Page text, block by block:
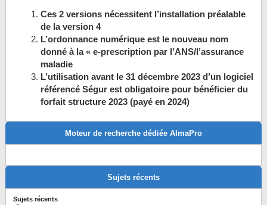
Ces 2 versions nécessitent l’installation préalable
de la version 4
L’ordonnance numérique est le nouveau nom
donné à la « e-prescription par l’ANS/l’assurance
maladie
L’utilisation avant le 31 décembre 2023 d’un logiciel
référencé Ségur est obligatoire pour bénéficier du
forfait structure 2023 (payé en 2024)
Moteur de recherche dédiée AlmaPro
Sujets récents
Sujets récents